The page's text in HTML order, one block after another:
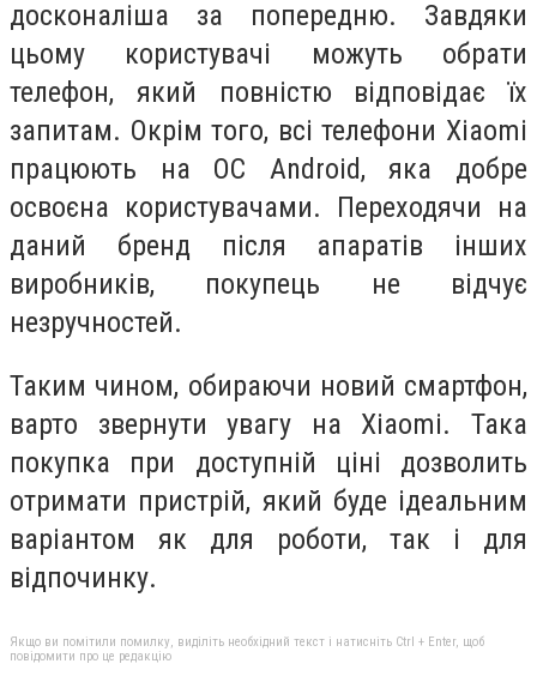
досконаліша за попередню. Завдяки
цьому користувачі можуть обрати
телефон, який повністю відповідає їх
запитам. Окрім того, всі телефони Xiaomi
працюють на ОС Android, яка добре
освоєна користувачами. Переходячи на
даний бренд після апаратів інших
виробників, покупець не відчує
незручностей.
Таким чином, обираючи новий смартфон,
варто звернути увагу на Xiaomi. Така
покупка при доступній ціні дозволить
отримати пристрій, який буде ідеальним
варіантом як для роботи, так і для
відпочинку.
Якщо ви помітили помилку, виділіть необхідний текст і натисніть Ctrl + Enter, щоб
повідомити про це редакцію